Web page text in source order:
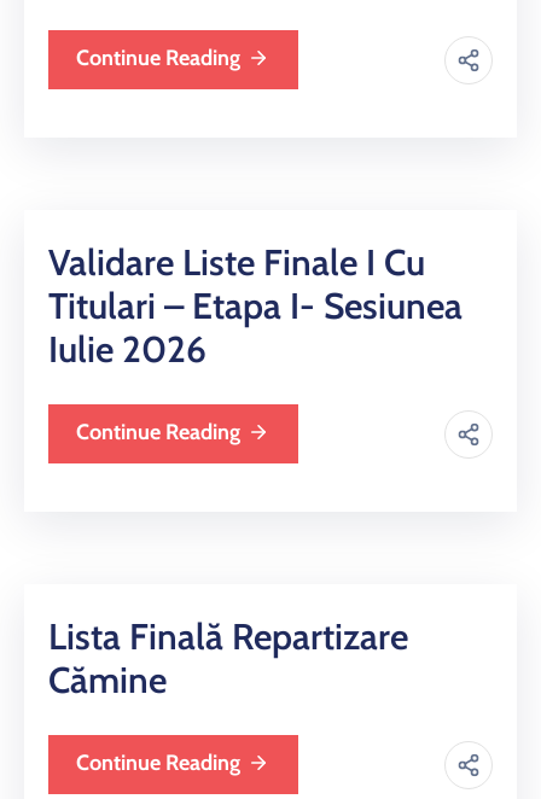
Continue Reading
Validare Liste Finale I Cu
Titulari – Etapa I- Sesiunea
Iulie 2026
Continue Reading
Lista Finală Repartizare
Cămine
Continue Reading